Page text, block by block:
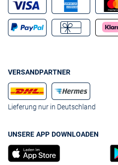
VERSANDPARTNER
Lieferung nur in Deutschland
UNSERE APP DOWNLOADEN